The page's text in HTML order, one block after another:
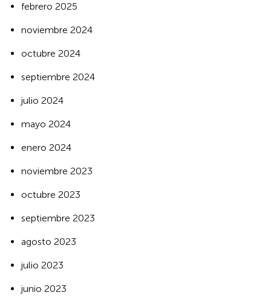
febrero 2025
noviembre 2024
octubre 2024
septiembre 2024
julio 2024
mayo 2024
enero 2024
noviembre 2023
octubre 2023
septiembre 2023
agosto 2023
julio 2023
junio 2023